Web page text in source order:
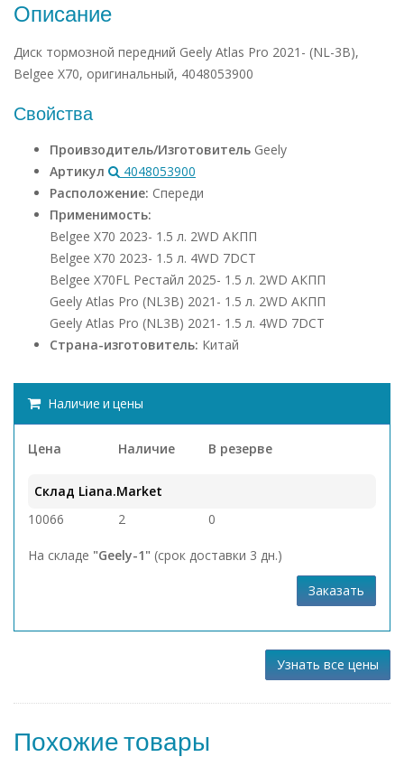
Описание
Диск тормозной передний Geely Atlas Pro 2021- (NL-3B),
Belgee X70, оригинальный, 4048053900
Свойства
Проивзодитель/Изготовитель Geely
Артикул
4048053900
Расположение: Спереди
Применимость:
Belgee X70 2023- 1.5 л. 2WD АКПП
Belgee X70 2023- 1.5 л. 4WD 7DCT
Belgee X70FL Рестайл 2025- 1.5 л. 2WD АКПП
Geely Atlas Pro (NL3B) 2021- 1.5 л. 2WD АКПП
Geely Atlas Pro (NL3B) 2021- 1.5 л. 4WD 7DCT
Страна-изготовитель: Китай
Наличие и цены
Цена Наличие В резерве
Склад Liana.Market
10066
2 0
На складе "Geely-1" (срок доставки 3 дн.)
Заказать
Узнать все цены
Похожие товары